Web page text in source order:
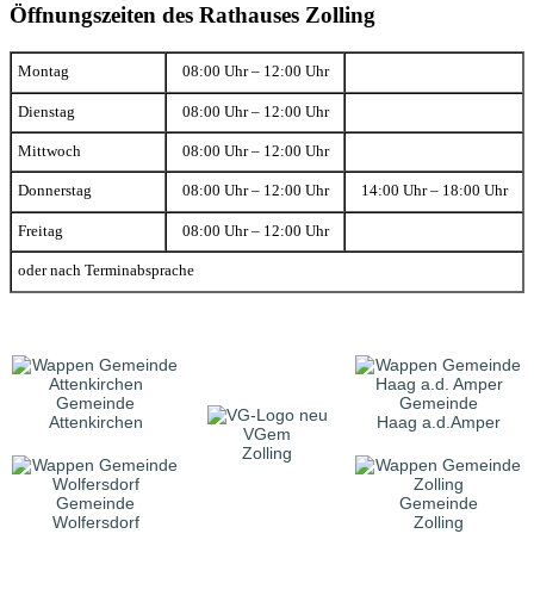
Öffnungszeiten des Rathauses Zolling
Montag 08:00 Uhr – 12:00 Uhr
Dienstag 08:00 Uhr – 12:00 Uhr
Mittwoch 08:00 Uhr – 12:00 Uhr
Donnerstag 08:00 Uhr – 12:00 Uhr 14:00 Uhr – 18:00 Uhr
Freitag 08:00 Uhr – 12:00 Uhr
oder nach Terminabsprache
Gemeinde
Attenkirchen
VGem
Zolling
Gemeinde
Haag a.d.Amper
Gemeinde
Wolfersdorf
Gemeinde
Zolling